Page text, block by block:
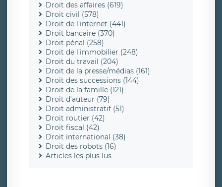
Droit des affaires (619)
Droit civil (578)
Droit de l'internet (441)
Droit bancaire (370)
Droit pénal (258)
Droit de l'immobilier (248)
Droit du travail (204)
Droit de la presse/médias (161)
Droit des successions (144)
Droit de la famille (121)
Droit d'auteur (79)
Droit administratif (51)
Droit routier (42)
Droit fiscal (42)
Droit international (38)
Droit des robots (16)
Articles les plus lus